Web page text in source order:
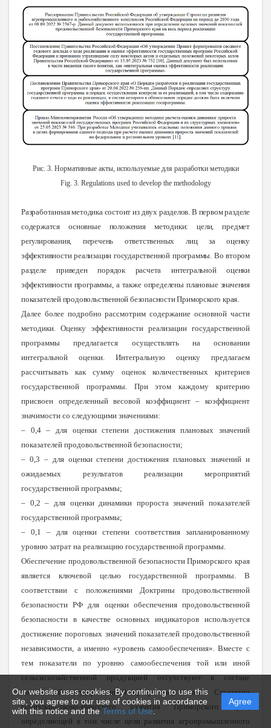
Our website uses cookies. By continuing to use this
site, you agree to our use of cookies in accordance
with this notice and theTerms of Use.
Agree
Рис. 3. Нормативные акты, используемые для разработки методики
Fig. 3. Regulations used to develop the methodology
Разработанная методика состоит из двух разделов. В первом разделе
содержатся основные положения методики: цели, предмет
регулирования, перечень ответственных лиц за оценку
эффективности реализации государственной программы. Во втором
разделе приведен порядок расчета интегральной оценки
эффективности программы, а также определены плановые значения
показателей продовольственной безопасности Приморского края.
Далее более подробно рассмотрим содержание основной части
методики. Оценку эффективности реализации государственной
программы предлагается осуществлять на основании
интегральной оценки. Интегральную оценку предлагаем
рассчитывать как сумму оценок количественных критериев
государственной программы. При этом каждому критерию
присвоен определенный весовой коэффициент – коэффициент
значимости со следующими значениями:
– 0,4 – для оценки степени достижения плановых значений
показателей продовольственной безопасности;
– 0,3 – для оценки степени достижения плановых значений и
ожидаемых результатов реализации мероприятий
государственной программы;
– 0,2 – для оценки динамики пророста значений показателей
государственной программы;
– 0,1 – для оценки степени соответствия запланированному
уровню затрат на реализацию государственной программы.
Обеспечение продовольственной безопасности Приморского края
является ключевой целью государственной программы. В
соответствии с положениями Доктрины продовольственной
безопасности РФ для оценки обеспечения продовольственной
безопасности в качестве основных индикаторов используется
достижение пороговых значений показателей продовольственной
независимости, а именно «уровень самообеспечения». Вместе с
тем показатели по уровню самообеспечения той или иной
сельскохозяйственной продукцией отсутствуют в составе
показателей государственной программы, а также Стратегии
социально-эконо-мического развития Приморского края,
определяющей в том числе цели развития агропромышленного